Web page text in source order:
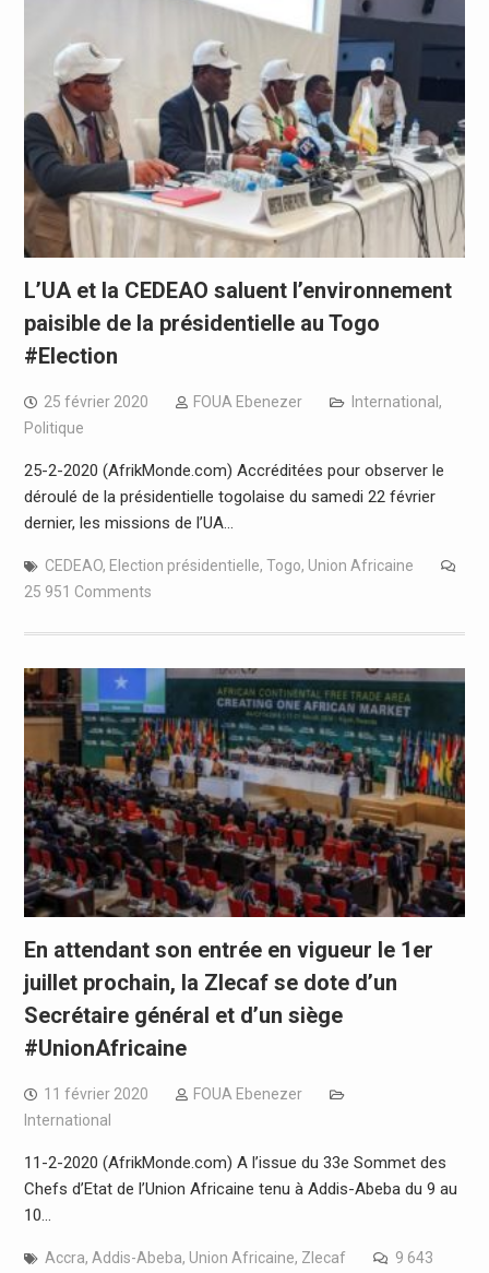
L’UA et la CEDEAO saluent l’environnement
paisible de la présidentielle au Togo
#Election
25 février 2020 FOUA Ebenezer International ,
Politique
25-2-2020 (AfrikMonde.com) Accréditées pour observer le
déroulé de la présidentielle togolaise du samedi 22 février
dernier, les missions de l’UA…
CEDEAO, Election présidentielle, Togo, Union Africaine
25 951 Comments
En attendant son entrée en vigueur le 1er
juillet prochain, la Zlecaf se dote d’un
Secrétaire général et d’un siège
#UnionAfricaine
11 février 2020
FOUA Ebenezer
International
11-2-2020 (AfrikMonde.com) A l’issue du 33e Sommet des
Chefs d’Etat de l’Union Africaine tenu à Addis-Abeba du 9 au
10…
Accra, Addis-Abeba, Union Africaine, Zlecaf
9 643